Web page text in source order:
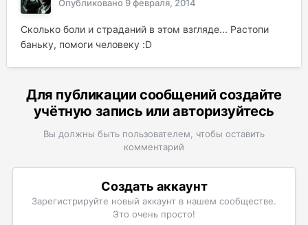
Опубликовано 9 февраля, 2014
Сколько боли и страданий в этом взгляде... Растопи
баньку, помоги человеку :D
Для публикации сообщений создайте
учётную запись или авторизуйтесь
Вы должны быть пользователем, чтобы оставить
комментарий
Создать аккаунт
Зарегистрируйте новый аккаунт в нашем сообществе.
Это очень просто!